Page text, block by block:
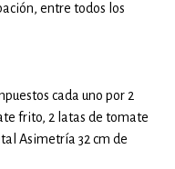
entre todos los
cada uno por 2
frito, 2 latas de tomate
Asimetría 32 cm de